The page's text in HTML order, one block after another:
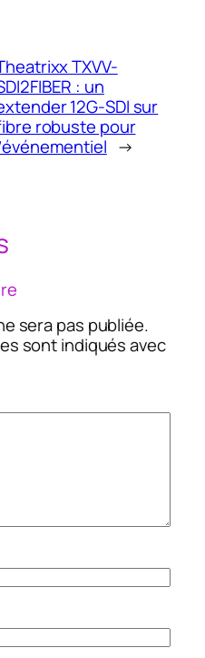
TXVV-
: un
12G-SDI sur
robuste pour
→
sera pas publiée.
sont indiqués avec